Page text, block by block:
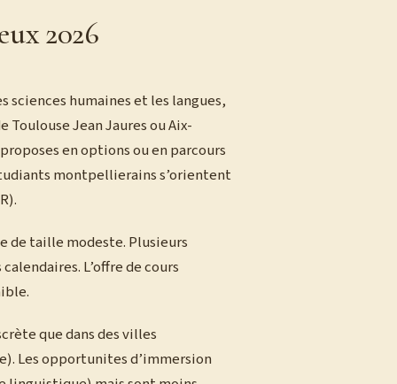
2026
sciences humaines et les langues,
Toulouse Jean Jaures ou Aix-
en options ou en parcours
montpellierains s’orientent
de taille modeste. Plusieurs
L’offre de cours
que dans des villes
Les opportunites d’immersion